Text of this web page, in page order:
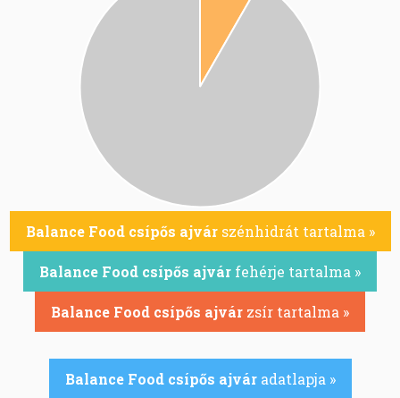
Balance Food csípős ajvárszénhidrát tartalma »
Balance Food csípős ajvár fehérje tartalma »
Balance Food csípős ajvár zsír tartalma »
Balance Food csípős ajváradatlapja »